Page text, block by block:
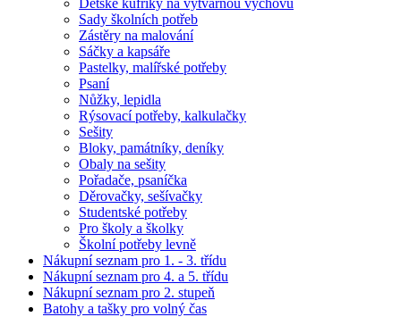
Dětské kufříky na výtvarnou výchovu
Sady školních potřeb
Zástěry na malování
Sáčky a kapsáře
Pastelky, malířské potřeby
Psaní
Nůžky, lepidla
Rýsovací potřeby, kalkulačky
Sešity
Bloky, památníky, deníky
Obaly na sešity
Pořadače, psaníčka
Děrovačky, sešívačky
Studentské potřeby
Pro školy a školky
Školní potřeby levně
Nákupní seznam pro 1. - 3. třídu
Nákupní seznam pro 4. a 5. třídu
Nákupní seznam pro 2. stupeň
Batohy a tašky pro volný čas